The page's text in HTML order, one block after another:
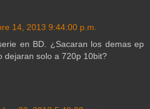
14, 2013 9:44:00 p.m.
en BD. ¿Sacaran los demas ep
dejaran solo a 720p 10bit?